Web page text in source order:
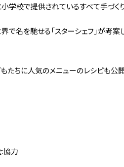
学校で提供されているすべて手づく
名を馳せる「スターシェフ」が考案
たちに人気のメニューのレシピも公
協力